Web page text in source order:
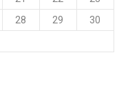
28 29
30